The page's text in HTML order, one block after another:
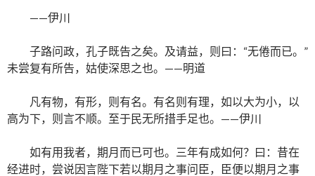
——伊川
子路问政，孔子既告之矣。及请益，则曰：“无倦而已。”
未尝复有所告，姑使深思之也。——明道
凡有物，有形，则有名。有名则有理，如以大为小，以
高为下，则言不顺。至于民无所措手足也。——伊川
如有用我者，期月而已可也。三年有成如何？曰：昔在
经进时，尝说因言陛下若以期月之事问臣，臣便以期月之事